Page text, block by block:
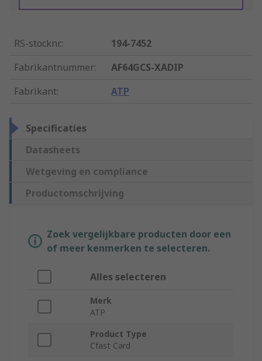
RS-stocknr.:
194-7452
Fabrikantnummer:
AF64GCS-XADIP
Fabrikant: ATP
Specificaties
Datasheets
Wetgeving en compliance
Productomschrijving
Zoek vergelijkbare producten door een
of meer kenmerken te selecteren.
Alles selecteren
Merk
ATP
Product Type
Cfast Card